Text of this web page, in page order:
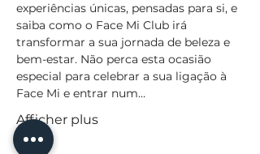
experiências únicas, pensadas para si, e
saiba como o Face Mi Club irá
transformar a sua jornada de beleza e
bem-estar. Não perca esta ocasião
especial para celebrar a sua ligação à
Face Mi e entrar num…
Afficher plus